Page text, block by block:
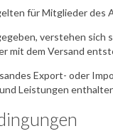
für Mitglieder des
verstehen sich
mit dem Versand
Export- oder
Leistungen